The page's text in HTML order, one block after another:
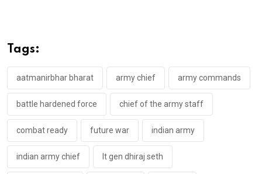
Tags:
aatmanirbhar bharat army chief army commands
battle hardened force chief of the army staff
combat ready future war indian army
indian army chief lt gen dhiraj seth